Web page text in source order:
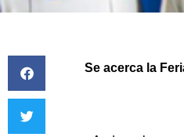
Se acerca la